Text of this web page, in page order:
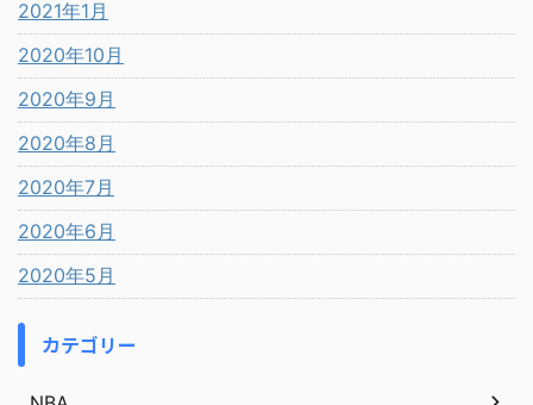
2021年1月
2020年10月
2020年9月
2020年8月
2020年7月
2020年6月
2020年5月
カテゴリー